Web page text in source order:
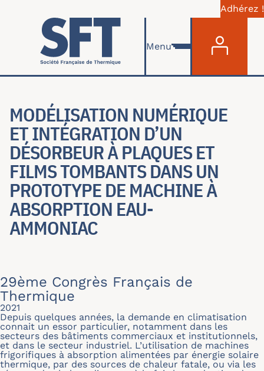
Skip to main content
Adhérez !
Menu
MODÉLISATION NUMÉRIQUE
ET INTÉGRATION D’UN
DÉSORBEUR À PLAQUES ET
FILMS TOMBANTS DANS UN
PROTOTYPE DE MACHINE À
ABSORPTION EAU-
AMMONIAC
29ème Congrès Français de
Thermique
2021
Depuis quelques années, la demande en climatisation
connait un essor particulier, notamment dans les
secteurs des bâtiments commerciaux et institutionnels,
et dans le secteur industriel. L’utilisation de machines
frigorifiques à absorption alimentées par énergie solaire
thermique, par des sources de chaleur fatale, ou via les